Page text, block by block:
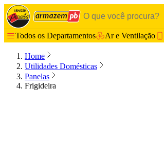
Todos os Departamentos Ar e Ventilação
Home
Utilidades Domésticas
Panelas
Frigideira